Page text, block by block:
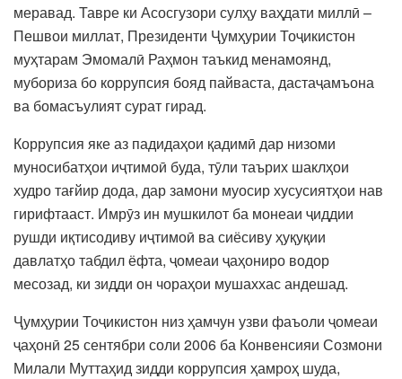
меравад. Тавре ки Асосгузори сулҳу ваҳдати миллӣ –
Пешвои миллат, Президенти Ҷумҳурии Тоҷикистон
муҳтарам Эмомалӣ Раҳмон таъкид менамоянд,
мубориза бо коррупсия бояд пайваста, дастаҷамъона
ва бомасъулият сурат гирад.
Коррупсия яке аз падидаҳои қадимӣ дар низоми
муносибатҳои иҷтимоӣ буда, тӯли таърих шаклҳои
худро тағйир дода, дар замони муосир хусусиятҳои нав
гирифтааст. Имрӯз ин мушкилот ба монеаи ҷиддии
рушди иқтисодиву иҷтимоӣ ва сиёсиву ҳуқуқии
давлатҳо табдил ёфта, ҷомеаи ҷаҳониро водор
месозад, ки зидди он чораҳои мушаххас андешад.
Ҷумҳурии Тоҷикистон низ ҳамчун узви фаъоли ҷомеаи
ҷаҳонӣ 25 сентябри соли 2006 ба Конвенсияи Созмони
Милали Муттаҳид зидди коррупсия ҳамроҳ шуда,